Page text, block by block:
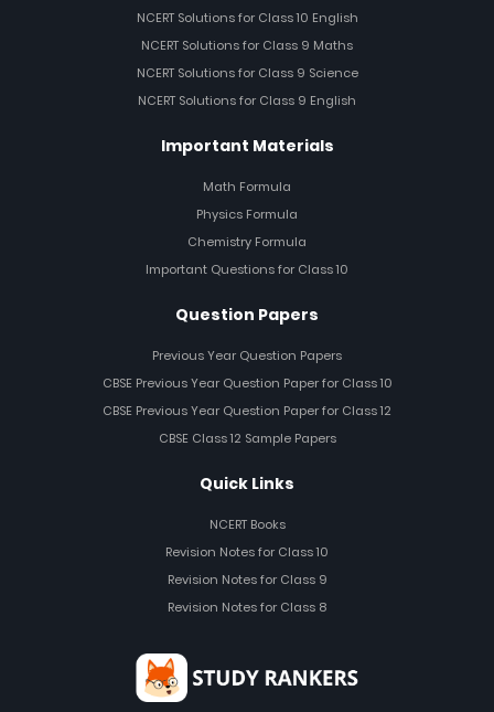
NCERT Solutions for Class 10 English
NCERT Solutions for Class 9 Maths
NCERT Solutions for Class 9 Science
NCERT Solutions for Class 9 English
Important Materials
Math Formula
Physics Formula
Chemistry Formula
Important Questions for Class 10
Question Papers
Previous Year Question Papers
CBSE Previous Year Question Paper for Class 10
CBSE Previous Year Question Paper for Class 12
CBSE Class 12 Sample Papers
Quick Links
NCERT Books
Revision Notes for Class 10
Revision Notes for Class 9
Revision Notes for Class 8